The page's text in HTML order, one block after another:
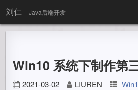
刘仁 Java后端开发
Win10 系统下制作第
2021-03-02 LIUREN